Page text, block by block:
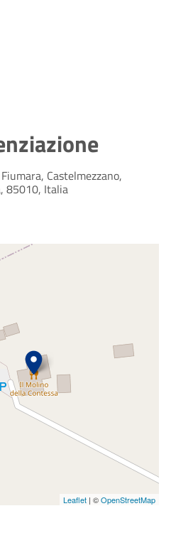
Castelmezzano,
85010, Italia
Leaflet | ©OpenStreetMap